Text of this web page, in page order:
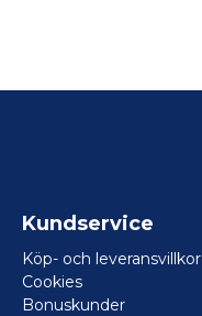
Kundservice
Köp- och leveransvillkor
Cookies
Bonuskunder